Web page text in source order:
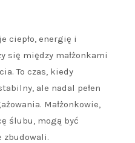
ciepło, energię i
się między małżonkami
To czas, kiedy
ale nadal pełen
Małżonkowie,
ślubu, mogą być
zbudowali.